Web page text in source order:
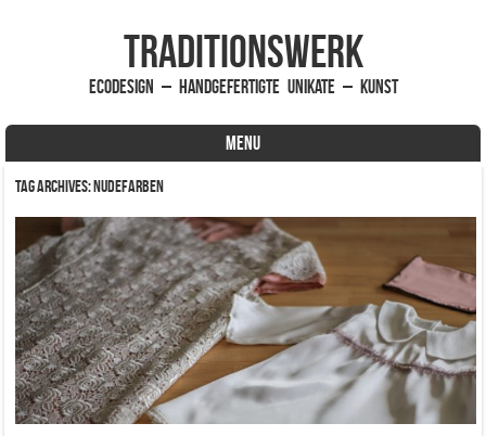
traditionsWerk
EcoDesign – handgefertigte Unikate – Kunst
MENU
Skip to content
Tag Archives:nudefarben